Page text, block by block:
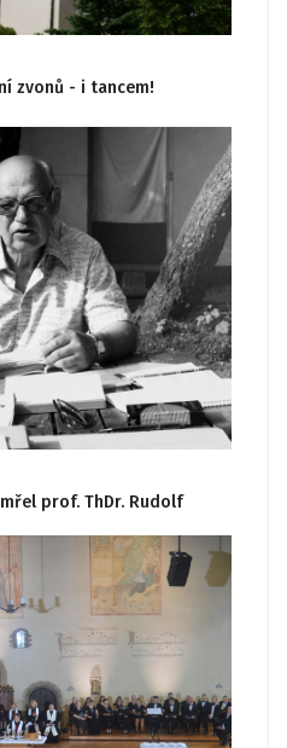
zvonů - i tancem!
prof. ThDr. Rudolf